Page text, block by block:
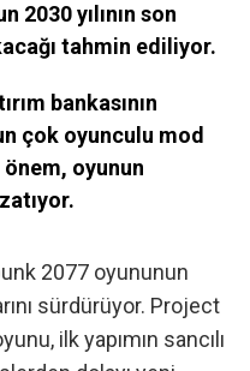
2030 yılının son
tahmin ediliyor.
bankasının
çok oyunculu mod
oyunun
2077 oyununun
sürdürüyor. Project
ilk yapımın sancılı